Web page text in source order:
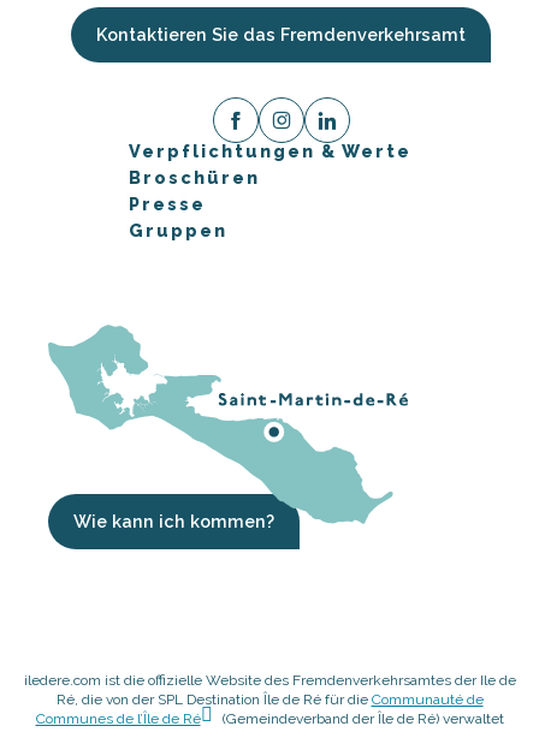
Kontaktieren Sie das Fremdenverkehrsamt
Verpflichtungen & Werte
Broschüren
Presse
Gruppen
Wie kann ich kommen?
iledere.com ist die offizielle Website des Fremdenverkehrsamtes der Ile de
Ré, die von der SPL Destination Île de Ré für die Communauté de
Communes de l’Île de Ré
(Gemeindeverband der Île de Ré) verwaltet